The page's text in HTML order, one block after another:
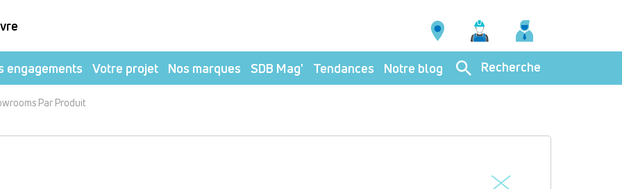
engagements Votre projet Nos marques SDB Mag' Tendances Notre blog Recherche
Par Produit